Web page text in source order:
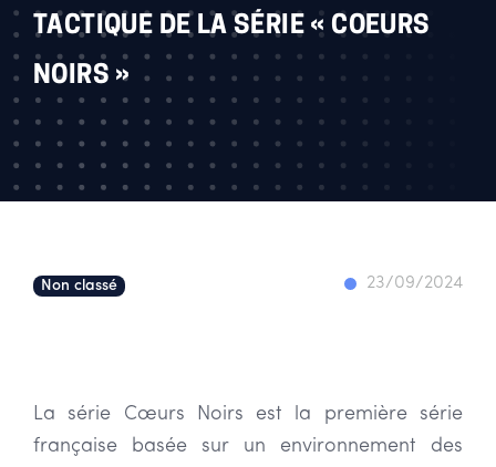
TACTIQUE DE LA SÉRIE « COEURS
NOIRS »
Non classé 23/09/2024
La série Cœurs Noirs est la première série
française basée sur un environnement des